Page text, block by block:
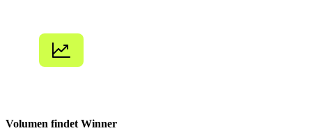
Volumen findet Winner